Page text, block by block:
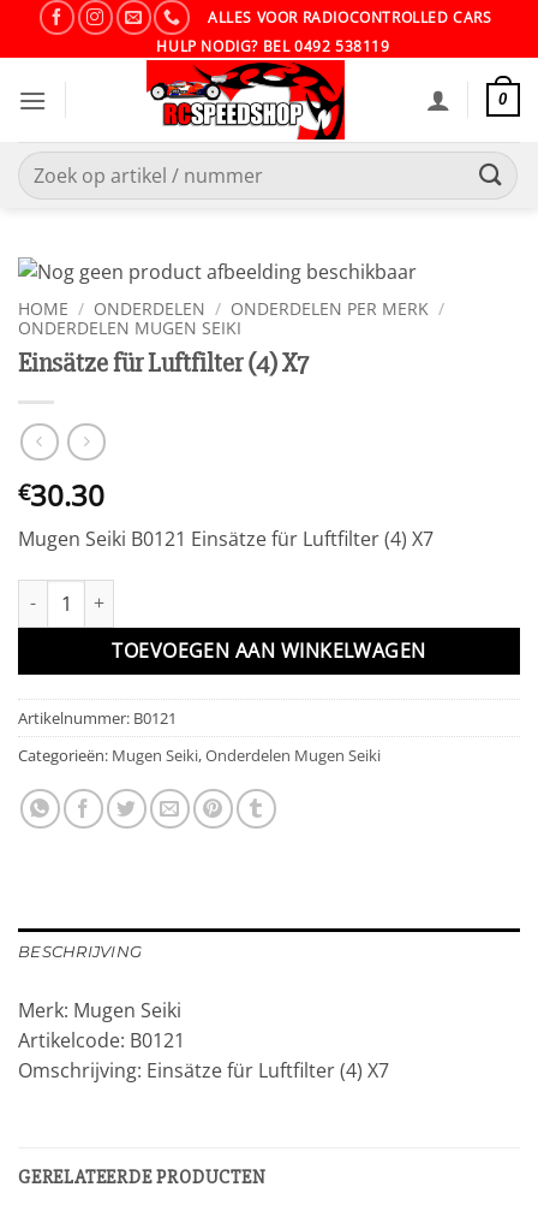
ALLES VOOR RADIOCONTROLLED CARS
HULP NODIG? BEL 0492 538119
0
Zoeken
naar:
HOME / ONDERDELEN / ONDERDELEN PER MERK /
ONDERDELEN MUGEN SEIKI
Einsätze für Luftfilter (4) X7
€30.30
Mugen Seiki B0121 Einsätze für Luftfilter (4) X7
Einsätze für Luftfilter (4) X7 aantal
TOEVOEGEN AAN WINKELWAGEN
Artikelnummer: B0121
Categorieën: Mugen Seiki,Onderdelen Mugen Seiki
BESCHRIJVING
Merk: Mugen Seiki
Artikelcode: B0121
Omschrijving: Einsätze für Luftfilter (4) X7
GERELATEERDE PRODUCTEN